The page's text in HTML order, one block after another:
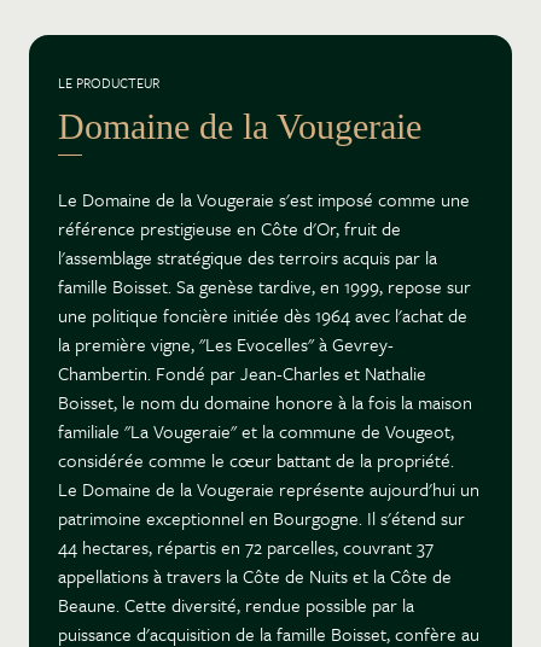
LE PRODUCTEUR
Domaine de la Vougeraie
Le Domaine de la Vougeraie s'est imposé comme une
référence prestigieuse en Côte d'Or, fruit de
l'assemblage stratégique des terroirs acquis par la
famille Boisset. Sa genèse tardive, en 1999, repose sur
une politique foncière initiée dès 1964 avec l'achat de
la première vigne, "Les Evocelles" à Gevrey-
Chambertin. Fondé par Jean-Charles et Nathalie
Boisset, le nom du domaine honore à la fois la maison
familiale "La Vougeraie" et la commune de Vougeot,
considérée comme le cœur battant de la propriété.
Le Domaine de la Vougeraie représente aujourd'hui un
patrimoine exceptionnel en Bourgogne. Il s'étend sur
44 hectares, répartis en 72 parcelles, couvrant 37
appellations à travers la Côte de Nuits et la Côte de
Beaune. Cette diversité, rendue possible par la
puissance d'acquisition de la famille Boisset, confère au